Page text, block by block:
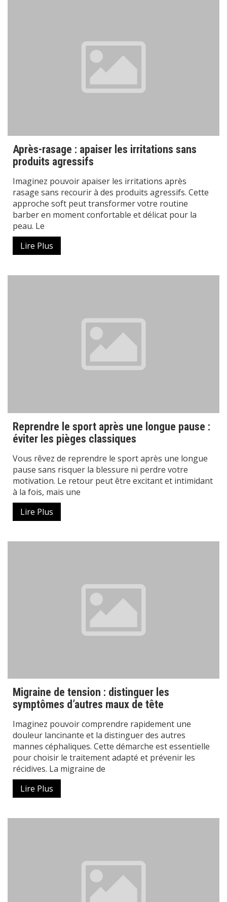
Après-rasage : apaiser les irritations sans
produits agressifs
Imaginez pouvoir apaiser les irritations après
rasage sans recourir à des produits agressifs. Cette
approche soft peut transformer votre routine
barber en moment confortable et délicat pour la
peau. Le
Lire Plus
Reprendre le sport après une longue pause :
éviter les pièges classiques
Vous rêvez de reprendre le sport après une longue
pause sans risquer la blessure ni perdre votre
motivation. Le retour peut être excitant et intimidant
à la fois, mais une
Lire Plus
Migraine de tension : distinguer les
symptômes d’autres maux de tête
Imaginez pouvoir comprendre rapidement une
douleur lancinante et la distinguer des autres
mannes céphaliques. Cette démarche est essentielle
pour choisir le traitement adapté et prévenir les
récidives. La migraine de
Lire Plus